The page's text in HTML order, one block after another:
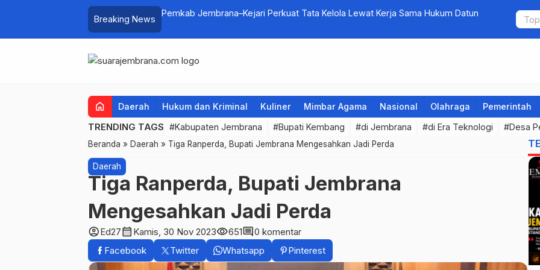
Breaking News
Pemkab Jembrana–Kejari Perkuat Tata Kelola Lewat Kerja Sama Hukum Datun
5
bagi Calon
home Daerah Hukum dan Kriminal Kuliner Mimbar Agama Nasional Olahraga Pemerintah
TRENDING TAGS #Kabupaten Jembrana #Bupati Kembang #di Jembrana #di Era Teknologi #Desa
Beranda » Daerah » Tiga Ranperda, Bupati Jembrana Mengesahkan Jadi Perda
Daerah
Tiga Ranperda, Bupati Jembrana
Mengesahkan Jadi Perda
account_circleEd27calendar_month Kamis, 30 Nov 2023visibility651comment0 komentar
Facebook
Twitter Whatsapp Pinterest